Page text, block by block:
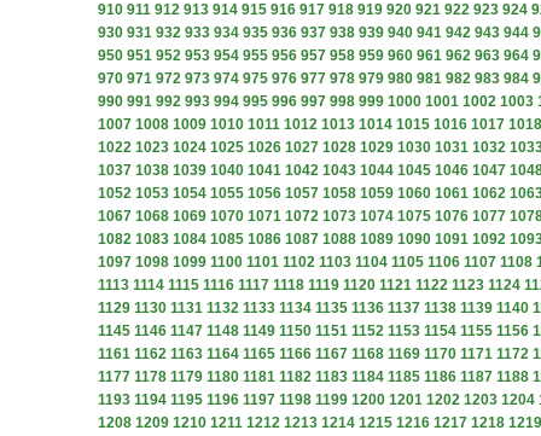
910 911 912 913 914 915 916 917 918 919 920 921 922 923 924
930 931 932 933 934 935 936 937 938 939 940 941 942 943 944
950 951 952 953 954 955 956 957 958 959 960 961 962 963 964
970 971 972 973 974 975 976 977 978 979 980 981 982 983 984
990 991 992 993 994 995 996 997 998 999 1000 1001 1002 1003
1007 1008 1009 1010 1011 1012 1013 1014 1015 1016 1017 1018
1022 1023 1024 1025 1026 1027 1028 1029 1030 1031 1032
1037 1038 1039 1040 1041 1042 1043 1044 1045 1046 1047
1052 1053 1054 1055 1056 1057 1058 1059 1060 1061 1062
1067 1068 1069 1070 1071 1072 1073 1074 1075 1076 1077
1082 1083 1084 1085 1086 1087 1088 1089 1090 1091 1092
1097 1098 1099 1100 1101 1102 1103 1104 1105 1106 1107 1108
1113 1114 1115 1116 1117 1118 1119 1120 1121 1122 1123 1124
1129 1130 1131 1132 1133 1134 1135 1136 1137 1138 1139 1140
1145 1146 1147 1148 1149 1150 1151 1152 1153 1154 1155 1156
1161 1162 1163 1164 1165 1166 1167 1168 1169 1170 1171 1172
1177 1178 1179 1180 1181 1182 1183 1184 1185 1186 1187 1188
1193 1194 1195 1196 1197 1198 1199 1200 1201 1202 1203 1204
1208 1209 1210 1211 1212 1213 1214 1215 1216 1217 1218 1219